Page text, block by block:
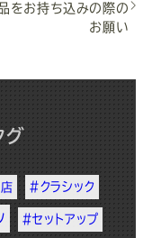
をお持ち込みの際の
お願い
グ
#クラシック
#セットアップ